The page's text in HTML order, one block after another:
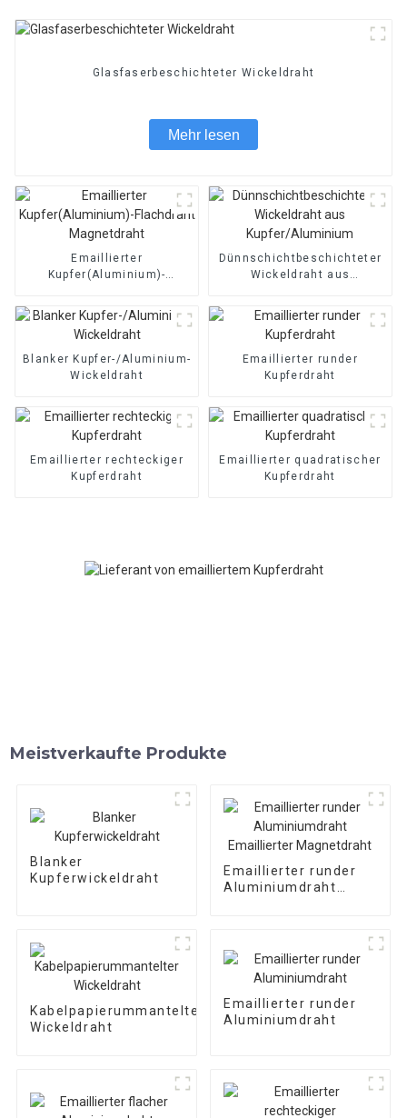
Glasfaserbeschichteter Wickeldraht
Mehr lesen
Emaillierter
Kupfer(Aluminium)-
Dünnschichtbeschichteter
Wickeldraht aus
Blanker Kupfer-/Aluminium-
Wickeldraht
Emaillierter runder
Kupferdraht
Emaillierter rechteckiger
Kupferdraht
Emaillierter quadratischer
Kupferdraht
Meistverkaufte Produkte
Blanker
Kupferwickeldraht
Emaillierter runder
Aluminiumdraht
Kabelpapierummantelter
Wickeldraht
Emaillierter runder
Aluminiumdraht